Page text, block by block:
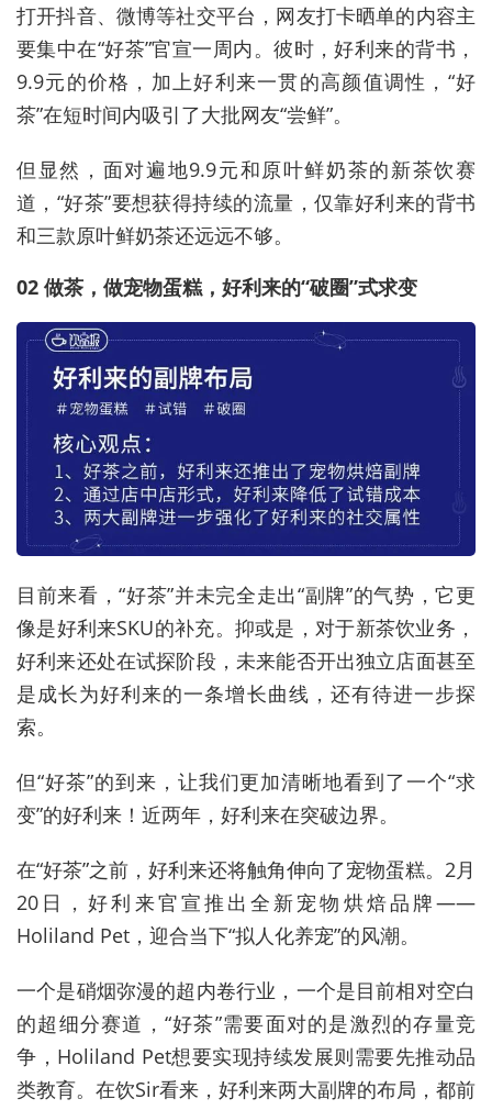
打开抖音、微博等社交平台，网友打卡晒单的内容主
要集中在“好茶”官宣一周内。彼时，好利来的背书，
9.9元的价格，加上好利来一贯的高颜值调性，“好
茶”在短时间内吸引了大批网友“尝鲜”。
但显然，面对遍地9.9元和原叶鲜奶茶的新茶饮赛
道，“好茶”要想获得持续的流量，仅靠好利来的背书
和三款原叶鲜奶茶还远远不够。
02 做茶，做宠物蛋糕，好利来的“破圈”式求变
目前来看，“好茶”并未完全走出“副牌”的气势，它更
像是好利来SKU的补充。抑或是，对于新茶饮业务，
好利来还处在试探阶段，未来能否开出独立店面甚至
是成长为好利来的一条增长曲线，还有待进一步探
索。
但“好茶”的到来，让我们更加清晰地看到了一个“求
变”的好利来！近两年，好利来在突破边界。
在“好茶”之前，好利来还将触角伸向了宠物蛋糕。2月
20日，好利来官宣推出全新宠物烘焙品牌——
Holiland Pet，迎合当下“拟人化养宠”的风潮。
一个是硝烟弥漫的超内卷行业，一个是目前相对空白
的超细分赛道，“好茶”需要面对的是激烈的存量竞
争，Holiland Pet想要实现持续发展则需要先推动品
类教育。在饮Sir看来，好利来两大副牌的布局，都前